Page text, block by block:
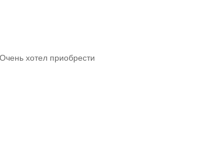
хотел приобрести